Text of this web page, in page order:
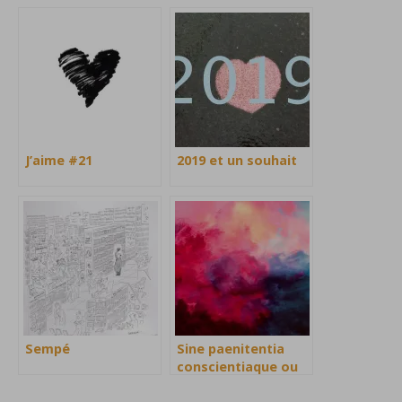
J’aime #21 2019 et un souhait
Sempé
Sine paenitentia
conscientiaque ou